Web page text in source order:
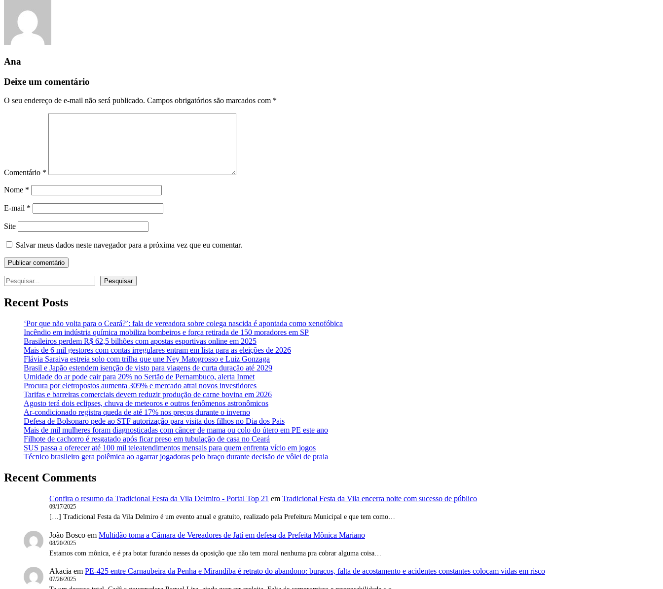
Ana
Deixe um comentário
O seu endereço de e-mail não será publicado. Campos obrigatórios são marcados com *
Comentário *
Nome *
E-mail *
Site
Salvar meus dados neste navegador para a próxima vez que eu comentar.
Pesquisar Pesquisar
Recent Posts
‘Por que não volta para o Ceará?’: fala de vereadora sobre colega nascida é apontada como xenofóbica
Incêndio em indústria química mobiliza bombeiros e força retirada de 150 moradores em SP
Brasileiros perdem R$ 62,5 bilhões com apostas esportivas online em 2025
Mais de 6 mil gestores com contas irregulares entram em lista para as eleições de 2026
Flávia Saraiva estreia solo com trilha que une Ney Matogrosso e Luiz Gonzaga
Brasil e Japão estendem isenção de visto para viagens de curta duração até 2029
Umidade do ar pode cair para 20% no Sertão de Pernambuco, alerta Inmet
Procura por eletropostos aumenta 309% e mercado atrai novos investidores
Tarifas e barreiras comerciais devem reduzir produção de carne bovina em 2026
Agosto terá dois eclipses, chuva de meteoros e outros fenômenos astronômicos
Ar-condicionado registra queda de até 17% nos preços durante o inverno
Defesa de Bolsonaro pede ao STF autorização para visita dos filhos no Dia dos Pais
Mais de mil mulheres foram diagnosticadas com câncer de mama ou colo do útero em PE este ano
Filhote de cachorro é resgatado após ficar preso em tubulação de casa no Ceará
SUS passa a oferecer até 100 mil teleatendimentos mensais para quem enfrenta vício em jogos
Técnico brasileiro gera polêmica ao agarrar jogadoras pelo braço durante decisão de vôlei de praia
Recent Comments
Confira o resumo da Tradicional Festa da Vila Delmiro - Portal Top 21 em Tradicional Festa da Vila encerra noite com sucesso de público
09/17/2025
[…] Tradicional Festa da Vila Delmiro é um evento anual e gratuito, realizado pela Prefeitura Municipal e que tem como…
João Bosco em Multidão toma a Câmara de Vereadores de Jatí em defesa da Prefeita Mônica Mariano
08/20/2025
Estamos com mônica, e é pra botar furando nesses da oposição que não tem moral nenhuma pra cobrar alguma coisa…
Akacia em PE-425 entre Carnaubeira da Penha e Mirandiba é retrato do abandono: buracos, falta de acostamento e acidentes constantes colocam vidas em risco
07/26/2025